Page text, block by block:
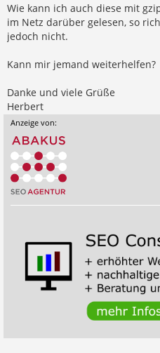
Wie kann ich auch diese mit
im Netz darüber gelesen, so
jedoch nicht.
Kann mir jemand weiterhelfen?
Danke und viele Grüße
Herbert
Anzeige von: